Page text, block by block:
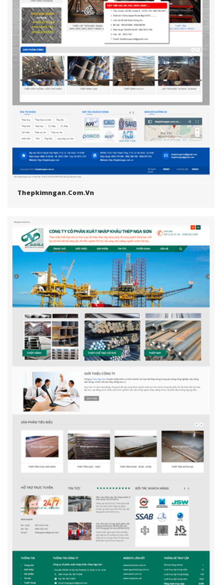
Thepkimngan.com.vn